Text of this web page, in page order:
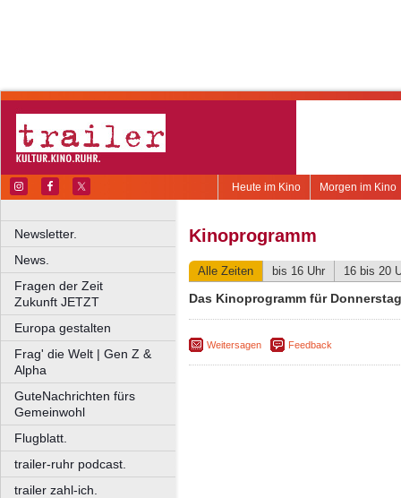
Morgen im Kino
Heute im Kino
Newsletter.
News.
Fragen der Zeit
Zukunft JETZT
Europa gestalten
Frag' die Welt | Gen Z &
Alpha
GuteNachrichten fürs
Gemeinwohl
Flugblatt.
trailer-ruhr podcast.
trailer zahl-ich.
Kinoprogramm
Alle Zeiten bis 16 Uhr 16 bis 20
Das Kinoprogramm für
Weitersagen Feedback